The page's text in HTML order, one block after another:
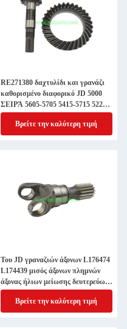
RE271380 δαχτυλίδι και γρανάζι
καθορισμένο διαφορικό JD 5000
ΣΕΙΡΆ 5605-5705 5415-5715 5225-
5625 εργαλείων λοξοτμήσεων
Βρείτε την καλύτερη τιμή
Του JD γραναζιών άξονων L176474
L174439 μισός άξονων πλημνών
άξονας ήλιων μείωσης δευτερεύων
με το ζυγό
Βρείτε την καλύτερη τιμή